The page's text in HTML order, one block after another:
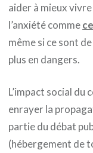
aider à mieux
l’anxiété comme
même si ce sont
plus en dangers.
L’impact social
enrayer la
partie du débat
(hébergement de